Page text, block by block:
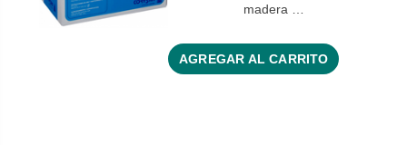
madera …
AGREGAR AL CARRITO